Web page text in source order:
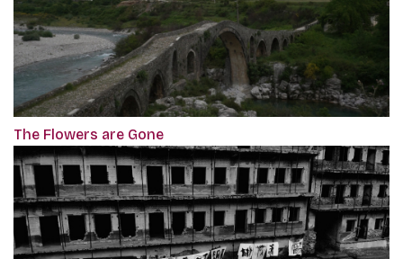
The Flowers are Gone